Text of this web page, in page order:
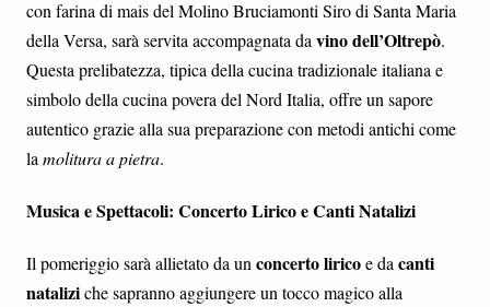
con farina di mais del Molino Bruciamonti Siro di Santa Maria
della Versa, sarà servita accompagnata da vino dell’Oltrepò.
Questa prelibatezza, tipica della cucina tradizionale italiana e
simbolo della cucina povera del Nord Italia, offre un sapore
autentico grazie alla sua preparazione con metodi antichi come
la molitura a pietra.
Musica e Spettacoli: Concerto Lirico e Canti Natalizi
Il pomeriggio sarà allietato da unconcerto liricoe dacanti
nataliziche sapranno aggiungere un tocco magico alla